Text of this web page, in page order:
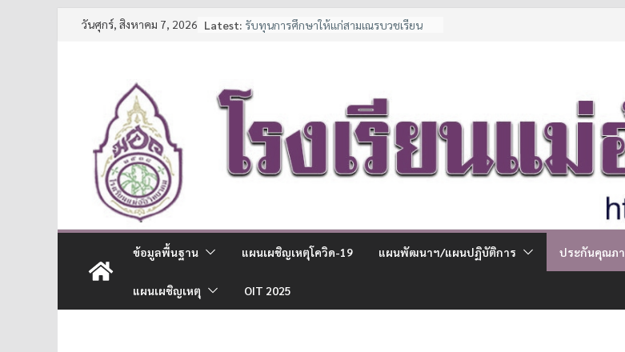
วันศุกร์, สิงหาคม 7, 2026 Latest: รับทุนการศึกษาให้แก่สามเณรบวชเรียน
จาก สพฐ.
ประกาศรายชื่อนักเรียนชั้น ม.1 และ ม.4 ปี
การศึกษา 2569
ประกาศรับสมัครนักเรียน
ข้อมูลพื้นฐาน แผนเผชิญเหตุโควิด-19 แผนพัฒนาฯ/แผนปฏิบัติการ ประกันคุณภ
แผนเผชิญเหตุ OIT 2025